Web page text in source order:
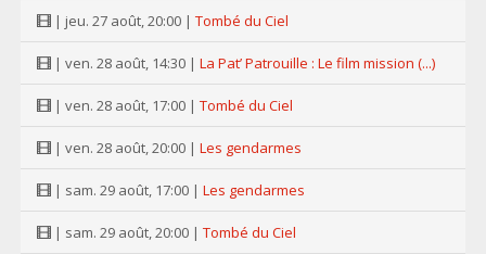
| jeu. 27 août, 20:00 | Tombé du Ciel
| ven. 28 août, 14:30 | La Pat’ Patrouille : Le film mission (...)
| ven. 28 août, 17:00 | Tombé du Ciel
| ven. 28 août, 20:00 | Les gendarmes
| sam. 29 août, 17:00 | Les gendarmes
| sam. 29 août, 20:00 | Tombé du Ciel